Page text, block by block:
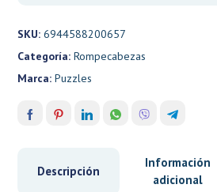
SKU:6944588200657
Categoría:Rompecabezas
Marca:Puzzles
Descripción
Información
adicional